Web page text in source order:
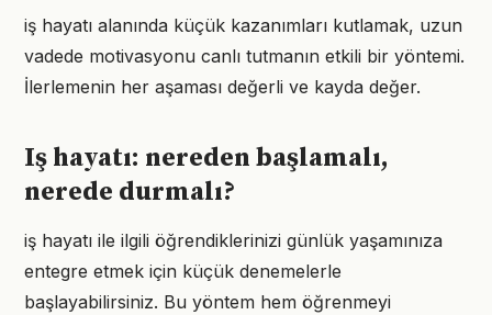
iş hayatı alanında küçük kazanımları kutlamak, uzun
vadede motivasyonu canlı tutmanın etkili bir yöntemi.
İlerlemenin her aşaması değerli ve kayda değer.
Iş hayatı: nereden başlamalı,
nerede durmalı?
iş hayatı ile ilgili öğrendiklerinizi günlük yaşamınıza
entegre etmek için küçük denemelerle
başlayabilirsiniz. Bu yöntem hem öğrenmeyi